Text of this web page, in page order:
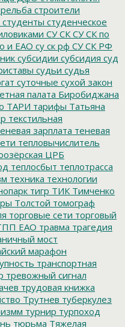
строители
студенты студенческое
СУ СК СУ СК по
и ЕАО су ск рф СУ СК РФ
субсидии субсидия суд
судьи судья
суточные сухой закон
палата Биробиджана
ТАРИ тарифы Татьяна
текстильная
зарплата теневая
тепловычислитель
ЦРБ
теплосбыт теплотрасса
техника технологии
тигр ТИК Тимченко
Толстой томограф
торговые сети торговый
ЕАО травма трагедия
мост
марафон
транспортная
тревожный сигнал
трудовая книжка
Трутнев туберкулез
турнир турпоход
тюрьма Тяжелая